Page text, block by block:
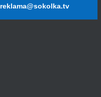
reklama@sokolka.tv